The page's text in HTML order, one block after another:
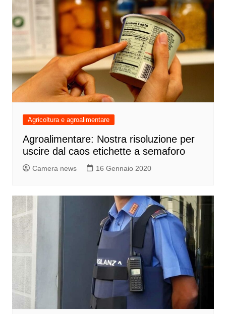
Agricoltura e agroalimentare
Agroalimentare: Nostra risoluzione per
uscire dal caos etichette a semaforo
Camera news 16 Gennaio 2020